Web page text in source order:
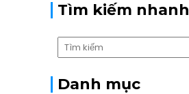
Tìm kiếm nhanh
Danh mục